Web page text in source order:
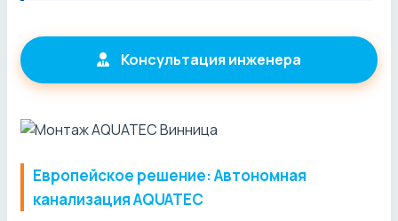
Консультация инженера
Европейское решение: Автономная
канализация AQUATEC